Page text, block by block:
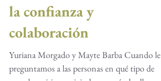
Importancia de las redes,
la confianza y
colaboración
Yuriana Morgado y Mayte Barba Cuando le